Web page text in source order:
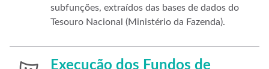
subfunções, extraídos das bases de dados do
Tesouro Nacional (Ministério da Fazenda).
Execução dos Fundos de